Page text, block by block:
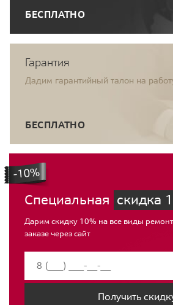
БЕСПЛАТНО
Гарантия
Дадим гарантийный талон на
БЕСПЛАТНО
Специальная скидка
Дарим скидку 10% на все виды
заказе через сайт
Получить